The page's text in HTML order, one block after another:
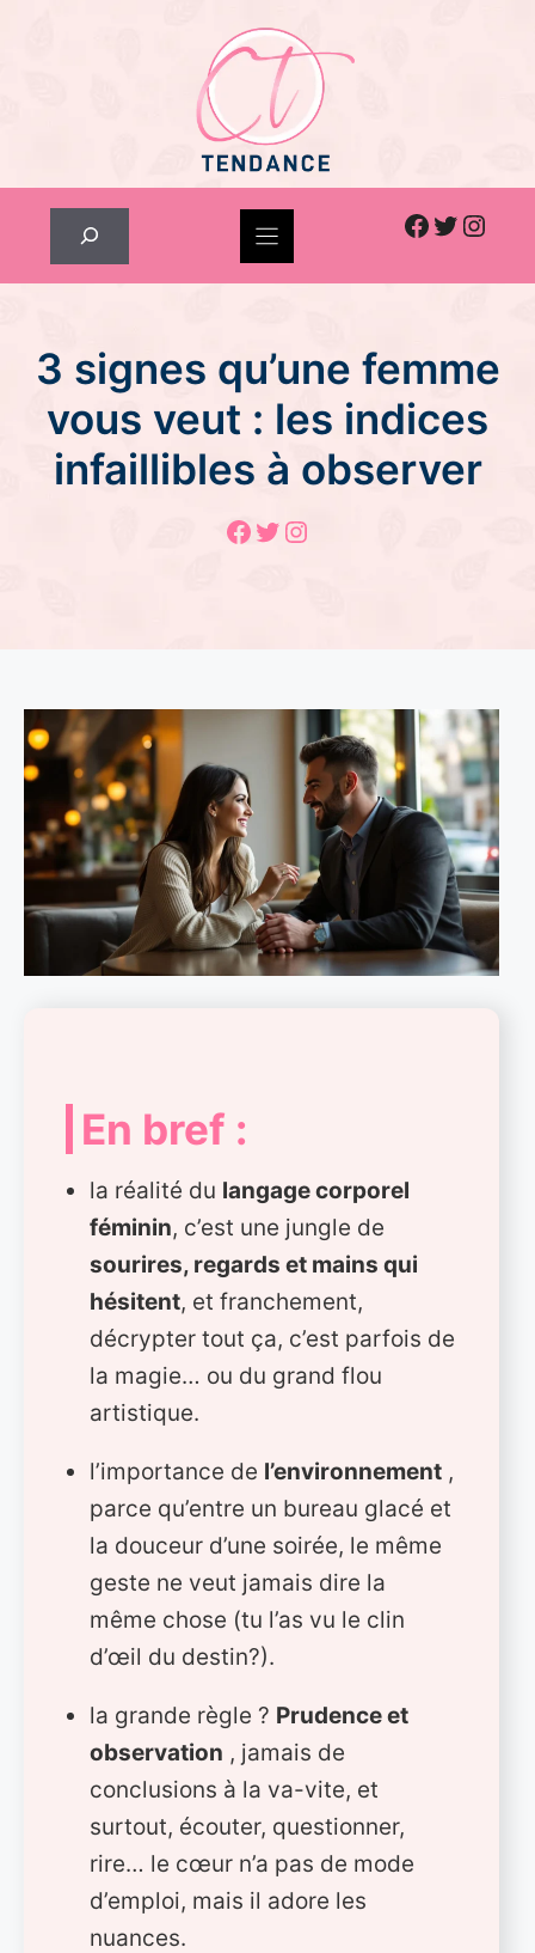
Facebook
Twitter
3 signes qu’une femme
vous veut : les indices
infaillibles à observer
Facebook
Twitter
Instagram
En bref :
la réalité du langage corporel
féminin, c’est une jungle de
sourires, regards et mains qui
hésitent, et franchement,
décrypter tout ça, c’est parfois de
la magie… ou du grand flou
artistique.
l’importance de l’environnement ,
parce qu’entre un bureau glacé et
la douceur d’une soirée, le même
geste ne veut jamais dire la
même chose (tu l’as vu le clin
d’œil du destin?).
la grande règle ? Prudence et
observation , jamais de
conclusions à la va-vite, et
surtout, écouter, questionner,
rire… le cœur n’a pas de mode
d’emploi, mais il adore les
nuances.